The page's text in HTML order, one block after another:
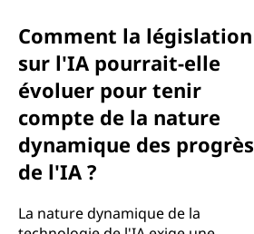
Comment la législation
sur l'IA pourrait-elle
évoluer pour tenir
compte de la nature
dynamique des progrès
de l'IA ?
La nature dynamique de la